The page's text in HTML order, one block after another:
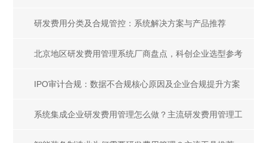
及一体化解决方案
研发费用分类及合规管控：系统解决方案与产品推荐
北京地区研发费用管理系统厂商盘点，科创企业选型参考
指南
IPO审计合规：数据不合规核心原因及企业合规提升方案
系统集成企业研发费用管理怎么做？主流研发费用管理工